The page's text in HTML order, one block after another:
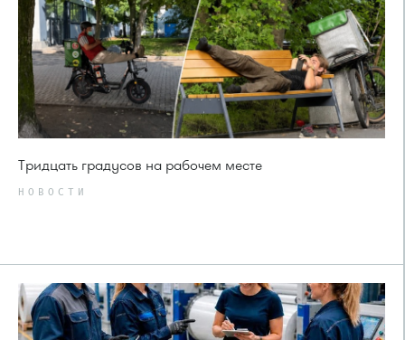
Тридцать градусов на рабочем месте
НОВОСТИ